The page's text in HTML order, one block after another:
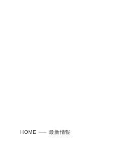
HOME 最新情報